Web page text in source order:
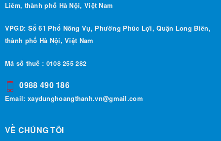
Liêm, thành phố Hà Nội, Việt Nam
VPGD: Số 61 Phố Nông Vụ, Phường Phúc Lợi, Quận Long Biên,
thành phố Hà Nội, Việt Nam
Mã số thuế : 0108 255 282
0988 490 186
Email: xaydunghoangthanh.vn@gmail.com
VỀ CHÚNG TÔI